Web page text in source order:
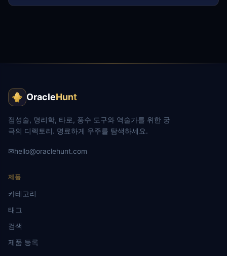
OracleHunt
점성술, 명리학, 타로, 풍수 도구와 역술가를 위한 궁
극의 디렉토리. 명료하게 우주를 탐색하세요.
✉hello@oraclehunt.com
제품
카테고리
태그
검색
제품 등록